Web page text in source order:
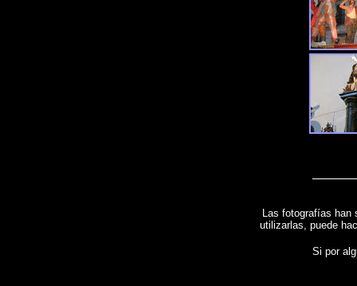
Las fotografías han
utilizarlas, puede
Si por